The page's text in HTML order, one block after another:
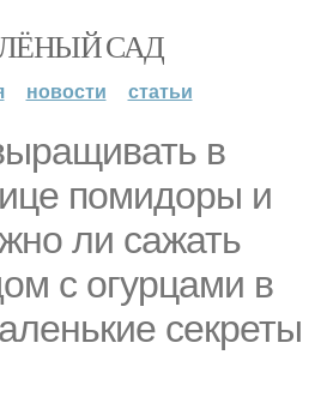
САД
новости статьи
в
помидоры и
ли сажать
с огурцами в
секреты